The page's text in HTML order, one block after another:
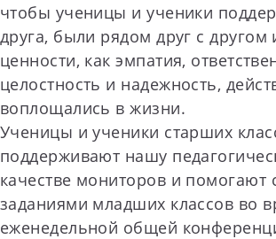
чтобы ученицы и ученики
друга, были рядом друг с другом
ценности, как эмпатия,
целостность и надежность,
воплощались в жизни.
Ученицы и ученики старших
поддерживают нашу
качестве мониторов и
заданиями младших классов во
еженедельной общей